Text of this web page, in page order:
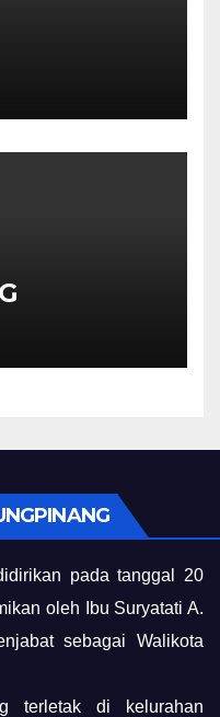
pada tanggal 20
oleh Ibu Suryatati A.
sebagai Walikota
terletak di kelurahan